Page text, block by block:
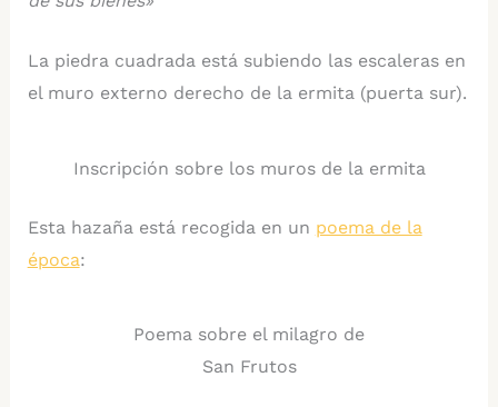
La piedra cuadrada está subiendo las escaleras en
el muro externo derecho de la ermita (puerta sur).
Inscripción sobre los muros de la ermita
Esta hazaña está recogida en un poema de la
época:
Poema sobre el milagro de
San Frutos